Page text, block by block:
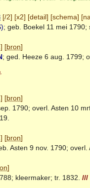
[/2] [x2] [detail] [schema] [
; geb. Boekel 11 mei 1790;
] [bron]
; ged. Heeze 6 aug. 1799;
] [bron]
1790; overl. Asten 10
] [bron]
Asten 9 nov. 1790; overl.
]
kleermaker; tr. 1832. ///